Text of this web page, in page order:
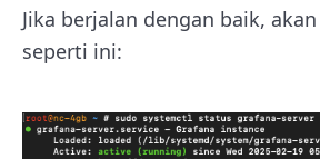
Jika berjalan dengan baik,
seperti ini: